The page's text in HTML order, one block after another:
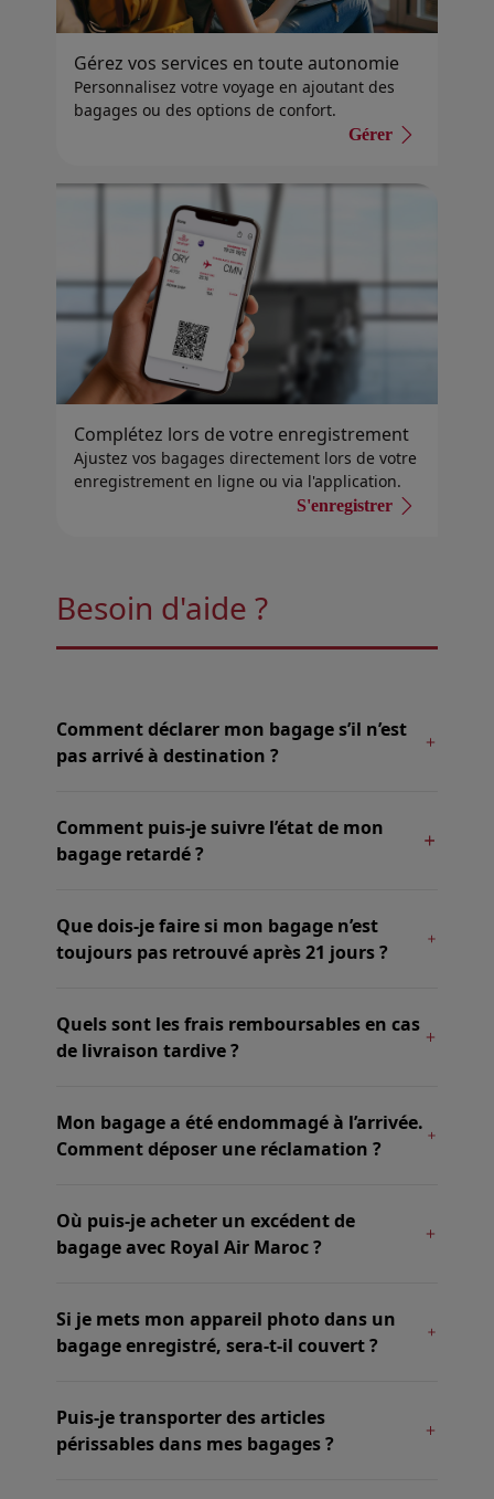
Gérez vos services en toute autonomie
Personnalisez votre voyage en ajoutant des
bagages ou des options de confort.
Gérer
Complétez lors de votre enregistrement
Ajustez vos bagages directement lors de votre
enregistrement en ligne ou via l'application.
S'enregistrer
Besoin d'aide ?
Comment déclarer mon bagage s’il n’est
pas arrivé à destination ?
Comment puis-je suivre l’état de mon
bagage retardé ?
Que dois-je faire si mon bagage n’est
toujours pas retrouvé après 21 jours ?
Quels sont les frais remboursables en cas
de livraison tardive ?
Mon bagage a été endommagé à l’arrivée.
Comment déposer une réclamation ?
Où puis-je acheter un excédent de
bagage avec Royal Air Maroc ?
Si je mets mon appareil photo dans un
bagage enregistré, sera-t-il couvert ?
Puis-je transporter des articles
périssables dans mes bagages ?